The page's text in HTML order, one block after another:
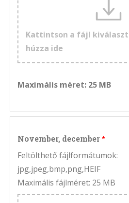
Kattintson a fájl
húzza ide
Maximális méret: 25 MB
November, december
Feltölthető fájlformátumok:
jpg,jpeg,bmp,png,HEIF
Maximális fájlméret: 25 MB